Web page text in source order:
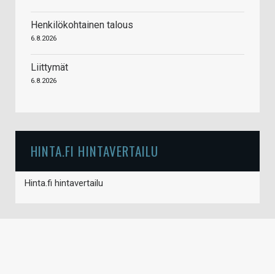
Henkilökohtainen talous
6.8.2026
Liittymät
6.8.2026
HINTA.FI HINTAVERTAILU
Hinta.fi hintavertailu